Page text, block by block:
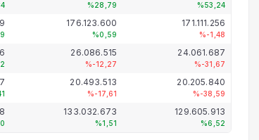
%28,79 %53,24
176.123.600
%0,59
171.111.256
%-1,48
26.086.515
%-12,27
24.061.687
%-31,67
20.493.513
%-17,61
20.205.840
%-38,59
133.032.673
%1,51
129.605.913
%6,52